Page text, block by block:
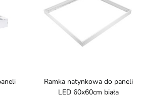
Ramka natynkowa do paneli
LED 60x60cm biała